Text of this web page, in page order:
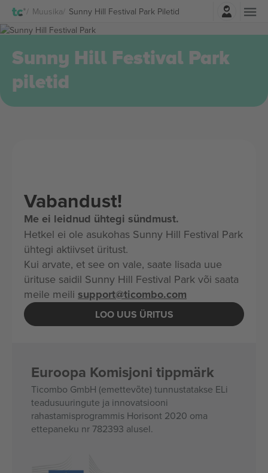
Muusika Sunny Hill Festival Park Piletid
Logi sisse
Sunny Hill Festival Park
piletid
Vabandust!
Me ei leidnud ühtegi sündmust.
Hetkel ei ole asukohas Sunny Hill Festival Park
ühtegi aktiivset üritust.
Kui arvate, et see on vale, saate lisada uue
ürituse saidil Sunny Hill Festival Park või saata
meile meili support@ticombo.com
LOO UUS ÜRITUS
Euroopa Komisjoni tippmärk
Ticombo GmbH (emettevõte) tunnustatakse ELi
teadusuuringute ja innovatsiooni
rahastamisprogrammis Horisont 2020 oma
ettepaneku nr 782393 alusel.